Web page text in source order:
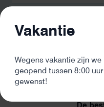
Vakantie
Wegens vakantie zijn
geopend tussen 8:00
gewenst!